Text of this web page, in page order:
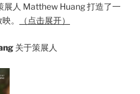
展人 Matthew Huang 打造了一
。
（点击展开）
关于策展人